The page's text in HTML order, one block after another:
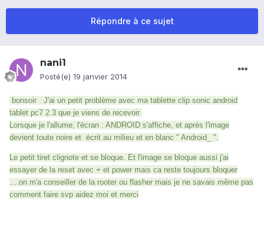
Répondre à ce sujet
nani1
Posté(e) 19 janvier 2014
bonsoir J'ai un petit problème avec ma tablette clip sonic android
tablet pc7 2.3 que je viens de recevoir
Lorsque je l'allume, l'écran : ANDROID s'affiche, et après l'image
devient toute noire et écrit au milieu et en blanc " Android_ ".
Le petit tiret clignote et se bloque. Et l'image se bloque aussi j'ai
essayer de la reset avec + et power mais ca reste toujours bloquer
....on m'a conseiller de la rooter ou flasher mais je ne savais même pas
comment faire svp aidez moi et merci